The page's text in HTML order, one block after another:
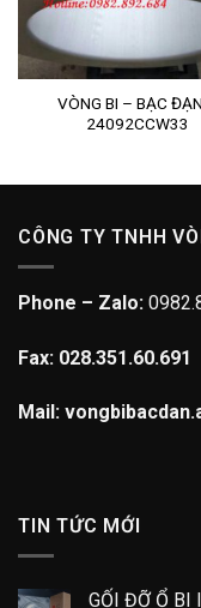
VÒNG BI – BẠC
24092CCW33
CÔNG TY TNHH
Phone – Zalo:
Fax: 028.351.60.691
Mail:
TIN TỨC MỚI
GỐI ĐỠ Ổ BI